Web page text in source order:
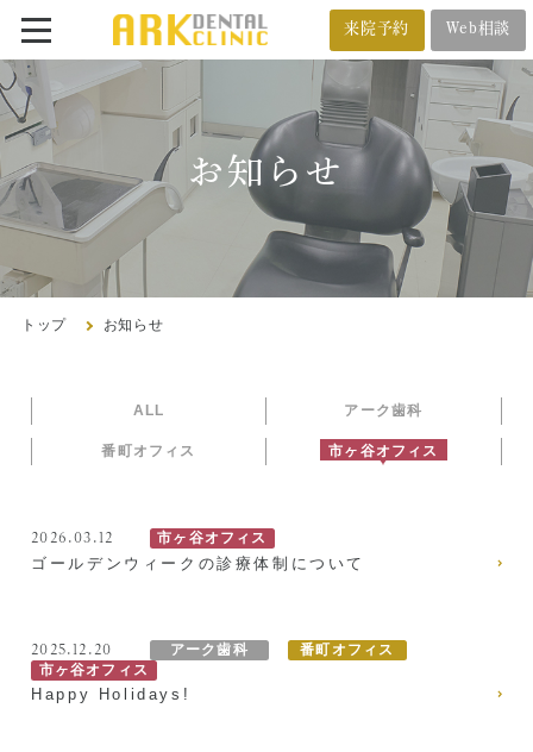
番町オフィス
BANCHO OFFICE
03-5212-4618
市ヶ谷オフィス
トップ
コンセプト
審美治療/ホワイトニング
スタッフ紹介
来院予約 Web相談
メール相談
オンライン相談
お知らせ
トップ お知らせ
ALL アーク歯科
番町オフィス 市ヶ谷オフィス
2026.03.12 市ヶ谷オフィス
ゴールデンウィークの診療体制について
2025.12.20 アーク歯科
番町オフィス
市ヶ谷オフィス
Happy Holidays!